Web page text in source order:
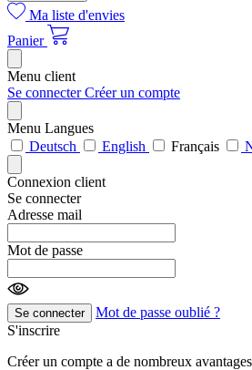
Ma liste d'envies
Panier
Menu client
Se connecterCréer un compte
Menu Langues
Deutsch
English Français
Connexion client
Se connecter
Adresse mail
Mot de passe
Se connecter
Mot de passe oublié ?
S'inscrire
Créer un compte a de nombreux